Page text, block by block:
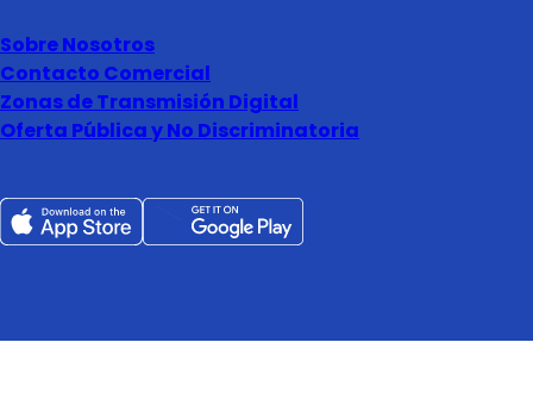
Sobre Nosotros
Contacto Comercial
Zonas de Transmisión Digital
Oferta Pública y No Discriminatoria